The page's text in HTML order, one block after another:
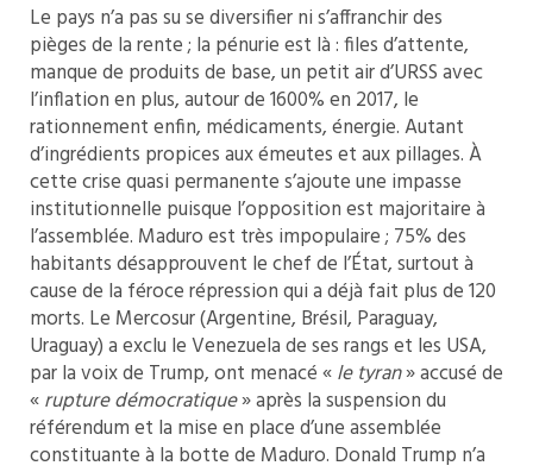
Le pays n’a pas su se diversifier ni s’affranchir des
pièges de la rente ; la pénurie est là : files d’attente,
manque de produits de base, un petit air d’URSS avec
l’inflation en plus, autour de 1600% en 2017, le
rationnement enfin, médicaments, énergie. Autant
d’ingrédients propices aux émeutes et aux pillages. À
cette crise quasi permanente s’ajoute une impasse
institutionnelle puisque l’opposition est majoritaire à
l’assemblée. Maduro est très impopulaire ; 75% des
habitants désapprouvent le chef de l’État, surtout à
cause de la féroce répression qui a déjà fait plus de 120
morts. Le Mercosur (Argentine, Brésil, Paraguay,
Uraguay) a exclu le Venezuela de ses rangs et les USA,
par la voix de Trump, ont menacé «le tyran» accusé de
«rupture démocratique» après la suspension du
référendum et la mise en place d’une assemblée
constituante à la botte de Maduro. Donald Trump n’a